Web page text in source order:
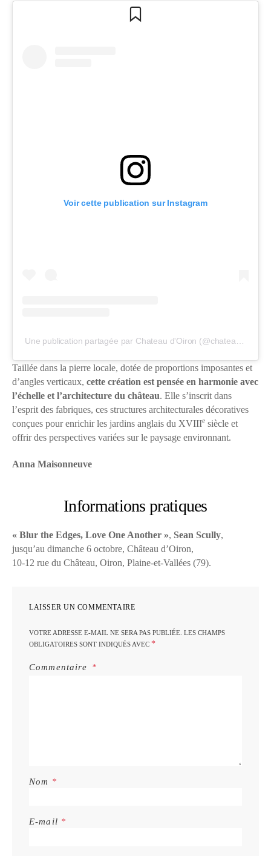
Voir cette publication sur Instagram
Taillée dans la pierre locale, dotée de proportions imposantes et
d’angles verticaux, cette création est pensée en harmonie avec
l’échelle et l’architecture du château. Elle s’inscrit dans
l’esprit des fabriques, ces structures architecturales décoratives
conçues pour enrichir les jardins anglais du XVIIIe siècle et
offrir des perspectives variées sur le paysage environnant.
Anna Maisonneuve
Informations pratiques
« Blur the Edges, Love One Another », Sean Scully,
jusqu’au dimanche 6 octobre, Château d’Oiron,
10-12 rue du Château, Oiron, Plaine-et-Vallées (79).
LAISSER UN COMMENTAIRE
VOTRE ADRESSE E-MAIL NE SERA PAS PUBLIÉE. LES CHAMPS
OBLIGATOIRES SONT INDIQUÉS AVEC *
Commentaire
Nom *
E-mail *